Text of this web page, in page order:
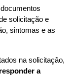
solicitação e
sintomas e as
a